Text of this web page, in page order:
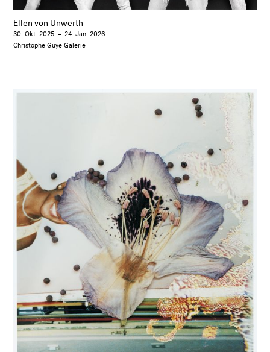
Ellen von Unwerth
30. Okt. 2025 – 24. Jan. 2026
Christophe Guye Galerie